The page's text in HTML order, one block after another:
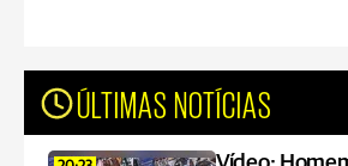
ÚLTIMAS NOTÍCIAS